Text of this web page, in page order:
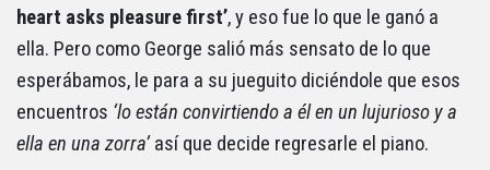
heart asks pleasure first’, y eso fue lo que le ganó a
ella. Pero como George salió más sensato de lo que
esperábamos, le para a su jueguito diciéndole que esos
encuentros ‘lo están convirtiendo a él en un lujurioso y a
ella en una zorra’así que decide regresarle el piano.